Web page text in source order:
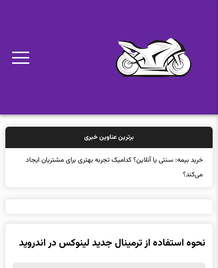
برترین عناوین خبری
خر